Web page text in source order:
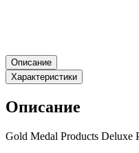
Описание
Характеристики
Описание
Gold Medal Products Deluxe